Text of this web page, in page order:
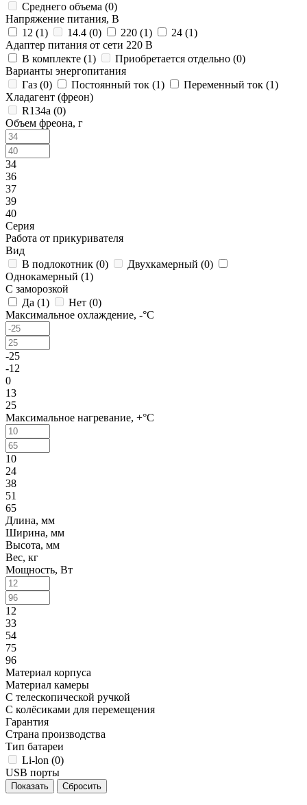
Среднего объема (0)
Напряжение питания, В
12 (1) 14.4 (0) 220 (1) 24 (1)
Адаптер питания от сети 220 В
В комплекте (1) Приобретается отдельно (0)
Варианты энергопитания
Газ (0) Постоянный ток (1) Переменный ток (1)
Хладагент (фреон)
R134a (0)
Объем фреона, г
34
36
37
39
40
Серия
Работа от прикуривателя
Вид
В подлокотник (0) Двухкамерный (0)
Однокамерный (1)
С заморозкой
Да (1) Нет (0)
Максимальное охлаждение, -°C
-25
-12
0
13
25
Максимальное нагревание, +°C
10
24
38
51
65
Длина, мм
Ширина, мм
Высота, мм
Вес, кг
Мощность, Вт
12
33
54
75
96
Материал корпуса
Материал камеры
С телескопической ручкой
С колёсиками для перемещения
Гарантия
Страна производства
Тип батареи
Li-lon (0)
USB порты
Сбросить